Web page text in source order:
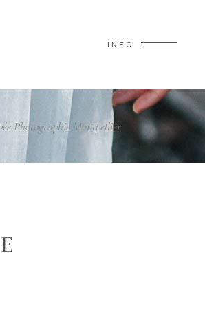
INFO
Photographie Montpellier